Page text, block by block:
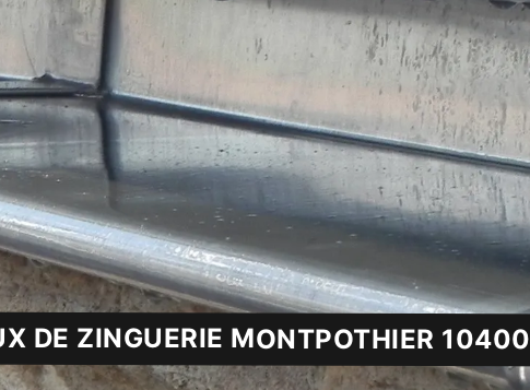
DE ZINGUERIE MONTPOTHIER 10400